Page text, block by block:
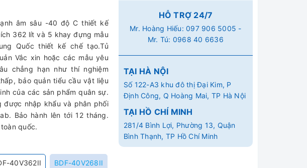
âm sâu -40 độ C thiết kế
362 lít và 5 khay đựng mẫu
Quốc thiết kế chế tạo.Tủ
Vắc xin hoặc các mẫu yêu
chẳng hạn như thí nghiệm
bảo quản tiểu cầu vật liệu
của các sản phẩm quân sự.
được nhập khẩu và phân phối
Bảo hành lên tới 12 tháng.
quốc.
40V362II
BDF-40V268II
HỖ TRỢ 24/7
Mr. Hoàng Hiếu:097 906 5005 -
Mr. Tú: 0968 40 6636
TẠI HÀ NỘI
Số 122-A3 khu đô thị Đại Kim, P
Định Công, Q Hoàng Mai, TP Hà Nội
TẠI HỒ CHÍ MINH
281/4 Bình Lợi, Phường 13, Quận
Bình Thạnh, TP Hồ Chí Minh